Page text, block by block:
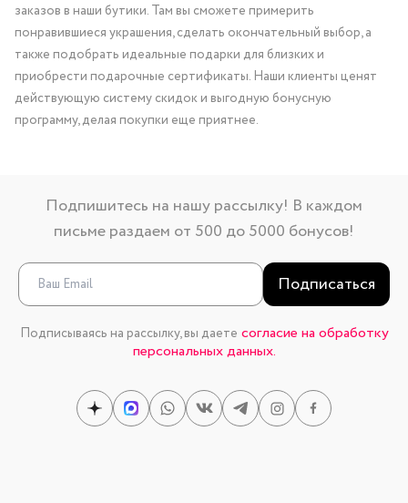
заказов в наши бутики. Там вы сможете примерить
понравившиеся украшения, сделать окончательный выбор, а
также подобрать идеальные подарки для близких и
приобрести подарочные сертификаты. Наши клиенты ценят
действующую систему скидок и выгодную бонусную
программу, делая покупки еще приятнее.
Подпишитесь на нашу рассылку! В каждом
письме раздаем от 500 до 5000 бонусов!
Подписаться
Подписываясь на рассылку, вы даете согласие на обработку
персональных данных.